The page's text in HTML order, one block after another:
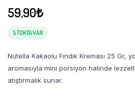
59,90₺
STOKTA VAR
Nutella Kakaolu Fındık Kreması 25 Gr,
aromasıyla mini porsiyon halinde
atıştırmalık sunar.